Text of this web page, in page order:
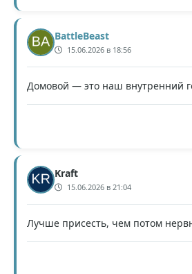
BattleBeast
15.06.2026 в 18:56
Домовой — это наш внутренний
Kraft
15.06.2026 в 21:04
Лучше присесть, чем потом